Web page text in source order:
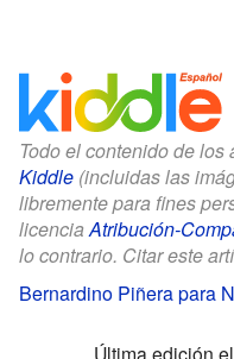
Todo el contenido de los
Kiddle (incluidas las
libremente para fines
licenciaAtribución-
lo contrario. Citar este
Bernardino Piñera para
Última edición